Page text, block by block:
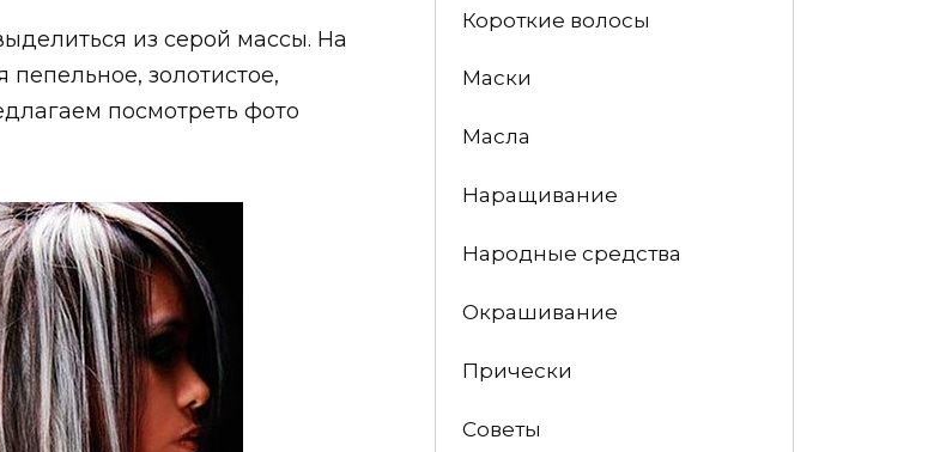
из серой массы. На
золотистое,
посмотреть фото
Короткие волосы
Маски
Масла
Наращивание
Народные средства
Окрашивание
Прически
Советы